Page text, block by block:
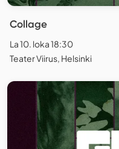
Collage
La 10. loka 18:30
Teater Viirus, Helsinki